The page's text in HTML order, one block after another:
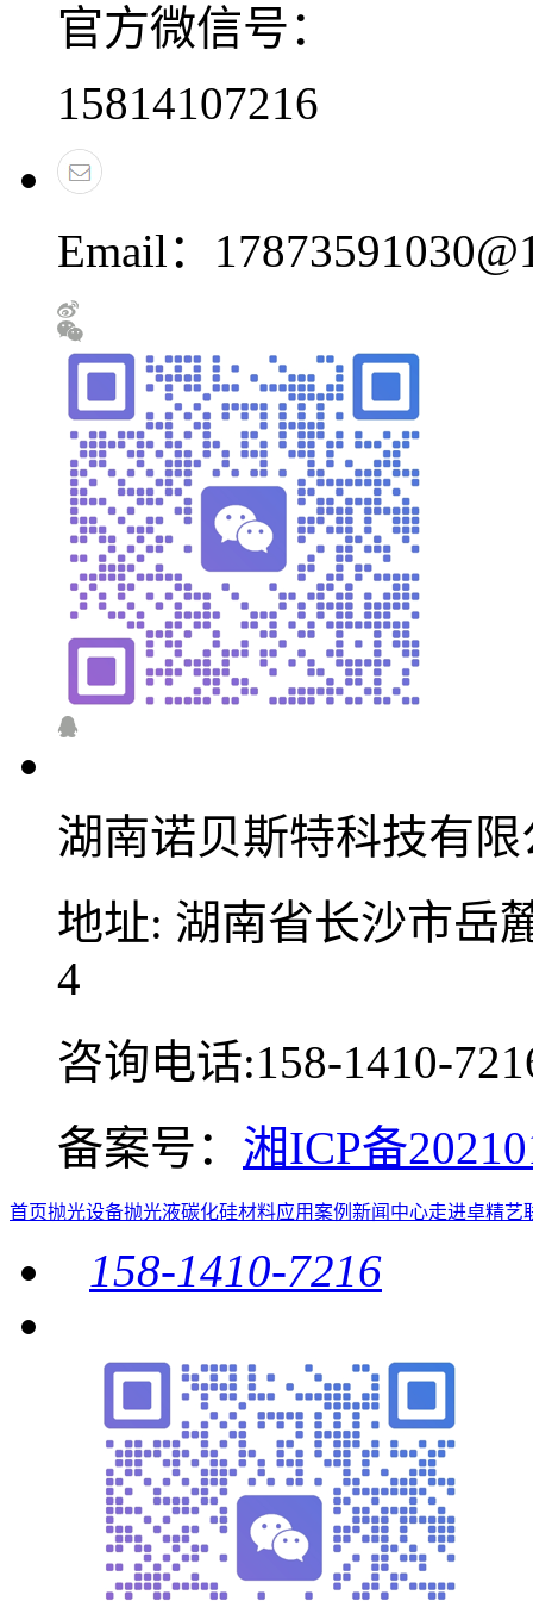
官方微信号：
15814107216
Email：
湖南诺贝斯特科技有
地址: 湖南省长沙市岳
4
咨询电话:158-1410-
备案号： 湘ICP备
首页抛光设备抛光液碳化硅材料应用案例 新闻中心走进卓精艺
158-1410-7216